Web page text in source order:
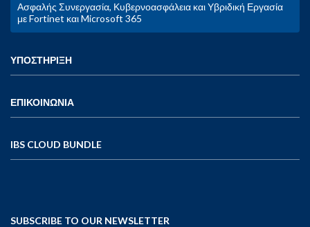
Ασφαλής Συνεργασία, Κυβερνοασφάλεια και Υβριδική Εργασία
με Fortinet και Microsoft 365
ΥΠΟΣΤΗΡΙΞΗ
ΕΠΙΚΟΙΝΩΝΙΑ
IBS CLOUD BUNDLE
SUBSCRIBE TO OUR NEWSLETTER